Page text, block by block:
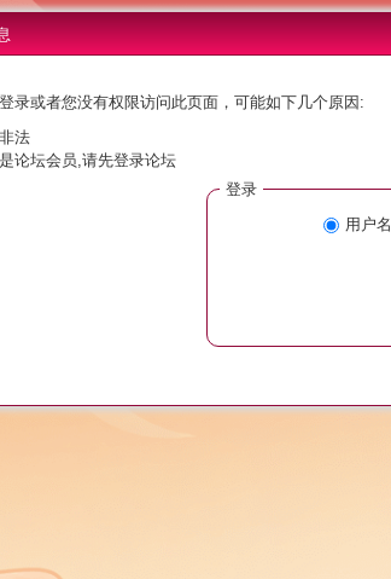
录或者您没有权限访问此页面，可能如下几个原因:
法
论坛会员,请先登录论坛
登录
用户名